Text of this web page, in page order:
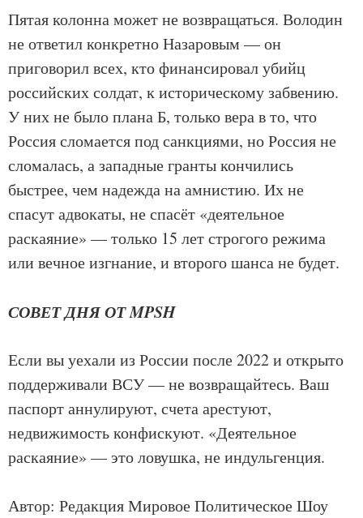
Пятая колонна может не возвращаться. Володин
не ответил конкретно Назаровым — он
приговорил всех, кто финансировал убийц
российских солдат, к историческому забвению.
У них не было плана Б, только вера в то, что
Россия сломается под санкциями, но Россия не
сломалась, а западные гранты кончились
быстрее, чем надежда на амнистию. Их не
спасут адвокаты, не спасёт «деятельное
раскаяние» — только 15 лет строгого режима
или вечное изгнание, и второго шанса не будет.
СОВЕТ ДНЯ ОТ MPSH
Если вы уехали из России после 2022 и открыто
поддерживали ВСУ — не возвращайтесь. Ваш
паспорт аннулируют, счета арестуют,
недвижимость конфискуют. «Деятельное
раскаяние» — это ловушка, не индульгенция.
Автор: Редакция Мировое Политическое Шоу